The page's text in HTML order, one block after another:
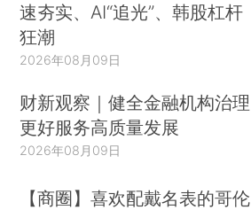
速夯实、AI“追光”、韩股杠杆
狂潮
2026年08月09日
财新观察｜健全金融机构治理
更好服务高质量发展
2026年08月09日
【商圈】喜欢配戴名表的哥伦